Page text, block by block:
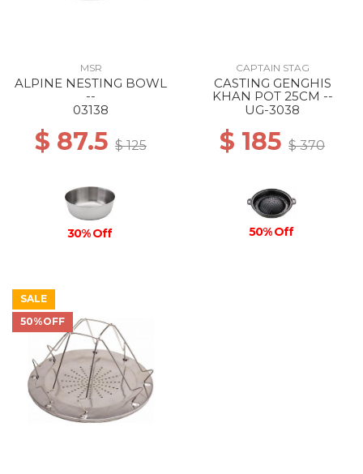
MSR
ALPINE NESTING BOWL
--
03138
$ 87.5 $ 125
30% Off
CAPTAIN STAG
CASTING GENGHIS
KHAN POT 25CM --
UG-3038
$ 185 $ 370
50% Off
SALE
50%OFF